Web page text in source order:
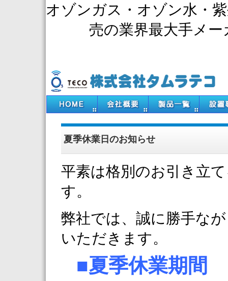
オゾンガス・オゾン水・
売の業界最大手メ
夏季休業日のお知らせ
平素は格別のお引き立
す。
弊社では、誠に勝手な
いただきます。
■夏季休業期間